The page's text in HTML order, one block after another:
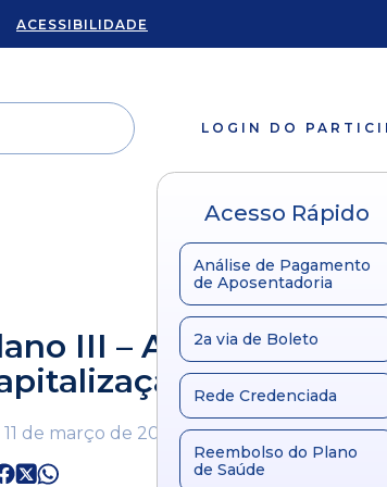
ACESSIBILIDADE
LOGIN DO
Acesso Rápido
Análise de Pagamento
de Aposentadoria
2a via de Boleto
Rede Credenciada
Reembolso do Plano
de Saúde
III – Agosto 2017 –
11 de março de 2024